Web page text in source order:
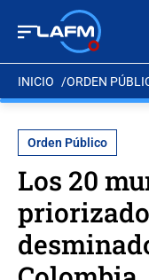
INICIO ORDEN
Orden Público
Los 20